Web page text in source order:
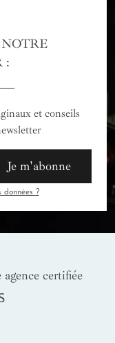
:
et conseils
Je m'abonne
?
agence certifiée